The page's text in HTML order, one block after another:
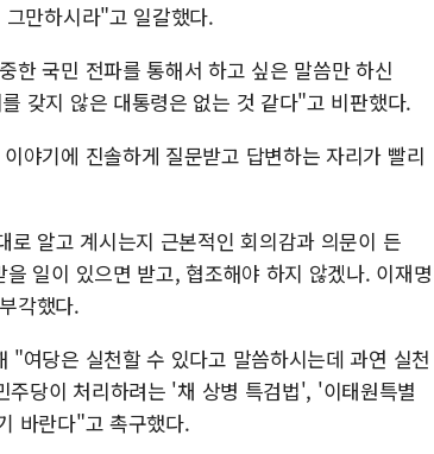
만하시라"고 일갈했다.
한 국민 전파를 통해서 하고 싶은 말씀만 하신
갖지 않은 대통령은 없는 것 같다"고 비판했다.
야기에 진솔하게 질문받고 답변하는 자리가 빨리
알고 계시는지 근본적인 회의감과 의문이 든
일이 있으면 받고, 협조해야 하지 않겠나. 이재명
각했다.
여당은 실천할 수 있다고 말씀하시는데 과연 실천
당이 처리하려는 '채 상병 특검법', '이태원특별
바란다"고 촉구했다.